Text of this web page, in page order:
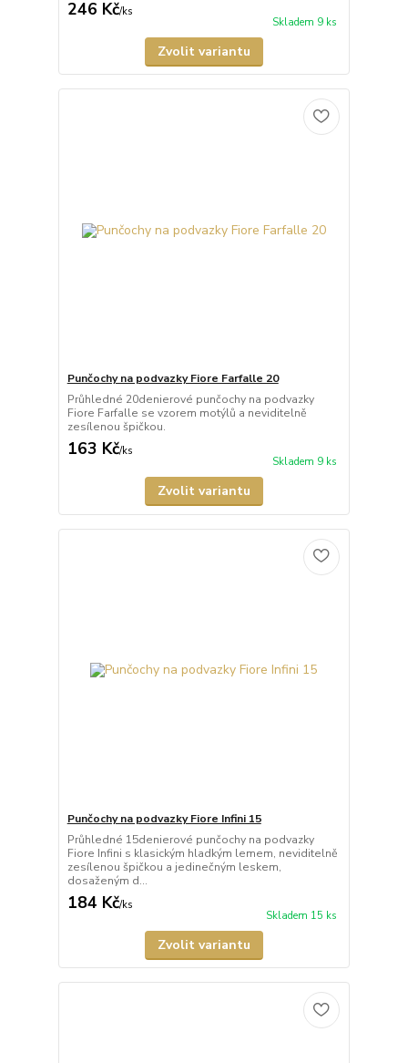
246 Kč/ks
Skladem 9 ks
Zvolit variantu
Punčochy na podvazky Fiore Farfalle 20
Průhledné 20denierové punčochy na podvazky
Fiore Farfalle se vzorem motýlů a neviditelně
zesílenou špičkou.
163 Kč/ks
Skladem 9 ks
Zvolit variantu
Punčochy na podvazky Fiore Infini 15
Průhledné 15denierové punčochy na podvazky
Fiore Infini s klasickým hladkým lemem, neviditelně
zesílenou špičkou a jedinečným leskem,
dosaženým d...
184 Kč/ks
Skladem 15 ks
Zvolit variantu